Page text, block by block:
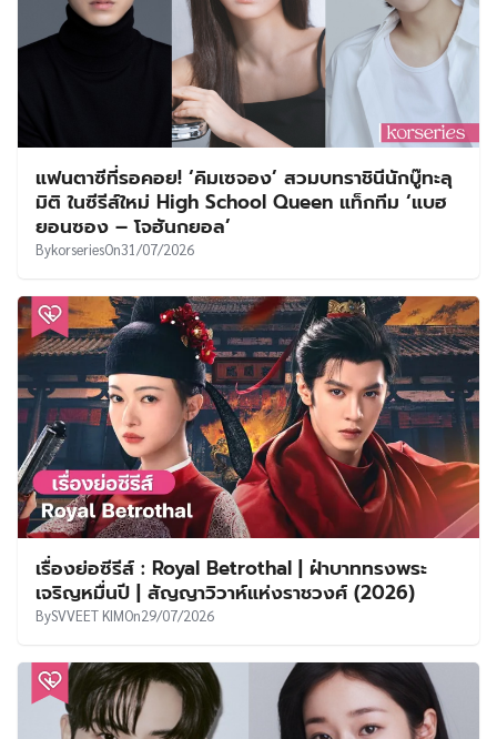
แฟนตาซีที่รอคอย! ‘คิมเซจอง’ สวมบทราชินีนักบู๊ทะลุ
มิติ ในซีรีส์ใหม่ High School Queen แท็กทีม ‘แบฮ
ยอนซอง – โจฮันกยอล’
BykorseriesOn31/07/2026
เรื่องย่อซีรีส์ : Royal Betrothal | ฝ่าบาททรงพระ
เจริญหมื่นปี | สัญญาวิวาห์แห่งราชวงศ์ (2026)
BySVVEET KIMOn29/07/2026